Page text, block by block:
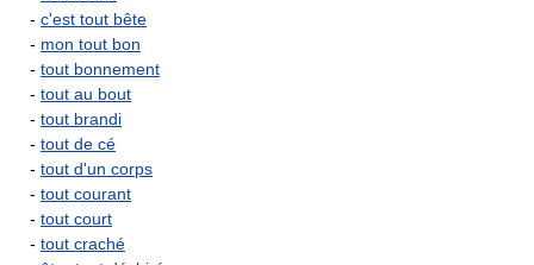
- c'est tout bête
- mon tout bon
- tout bonnement
- tout au bout
- tout brandi
- tout de cé
- tout d'un corps
- tout courant
- tout court
- tout craché